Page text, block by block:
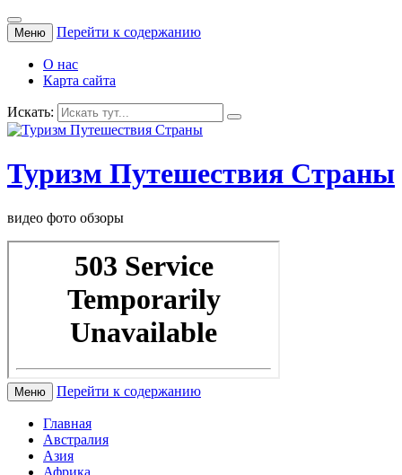
Меню Перейти к содержанию
О нас
Карта сайта
Искать:
Туризм Путешествия Страны
видео фото обзоры
Меню Перейти к содержанию
Главная
Австралия
Азия
Африка